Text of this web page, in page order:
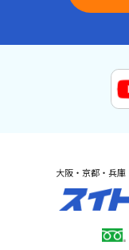
大阪・京都・兵庫